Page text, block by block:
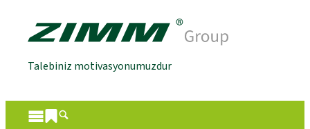
Talebiniz motivasyonumuzdur